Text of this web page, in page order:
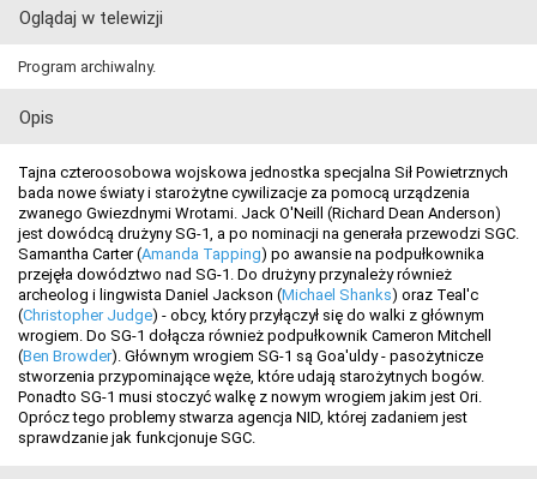
Oglądaj w telewizji
Program archiwalny.
Opis
Tajna czteroosobowa wojskowa jednostka specjalna Sił Powietrznych
bada nowe światy i starożytne cywilizacje za pomocą urządzenia
zwanego Gwiezdnymi Wrotami. Jack O'Neill (Richard Dean Anderson)
jest dowódcą drużyny SG-1, a po nominacji na generała przewodzi SGC.
Samantha Carter (Amanda Tapping) po awansie na podpułkownika
przejęła dowództwo nad SG-1. Do drużyny przynależy również
archeolog i lingwista Daniel Jackson (Michael Shanks) oraz Teal'c
(Christopher Judge) - obcy, który przyłączył się do walki z głównym
wrogiem. Do SG-1 dołącza również podpułkownik Cameron Mitchell
(Ben Browder). Głównym wrogiem SG-1 są Goa'uldy - pasożytnicze
stworzenia przypominające węże, które udają starożytnych bogów.
Ponadto SG-1 musi stoczyć walkę z nowym wrogiem jakim jest Ori.
Oprócz tego problemy stwarza agencja NID, której zadaniem jest
sprawdzanie jak funkcjonuje SGC.